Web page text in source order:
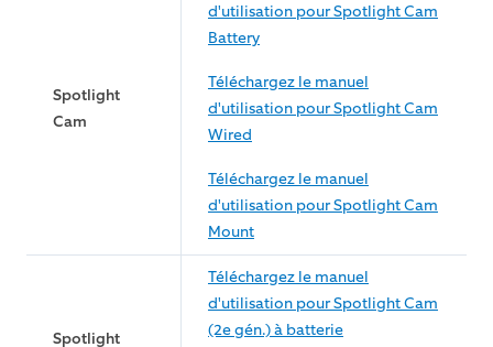
Spotlight
Cam
d'utilisation pour Spotlight Cam
Battery
Téléchargez le manuel
d'utilisation pour Spotlight Cam
Wired
Téléchargez le manuel
d'utilisation pour Spotlight Cam
Mount
Spotlight
Téléchargez le manuel
d'utilisation pour Spotlight Cam
(2e gén.) à batterie